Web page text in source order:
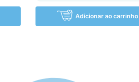
Adicionar ao carrinho